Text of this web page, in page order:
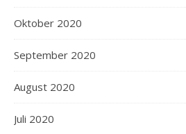
Oktober 2020
September 2020
August 2020
Juli 2020